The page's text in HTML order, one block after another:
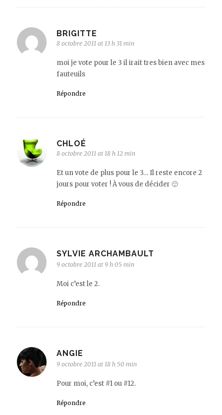
BRIGITTE
8 octobre 2011 at 13 h 31 min
moi je vote pour le 3 il irait tres bien avec mes
fauteuils
Répondre
CHLOÉ
8 octobre 2011 at 18 h 12 min
Et un vote de plus pour le 3… Il reste encore 2
jours pour voter ! À vous de décider 🙂
Répondre
SYLVIE ARCHAMBAULT
9 octobre 2011 at 9 h 05 min
Moi c’est le 2.
Répondre
ANGIE
9 octobre 2011 at 18 h 50 min
Pour moi, c’est #1 ou #12.
Répondre